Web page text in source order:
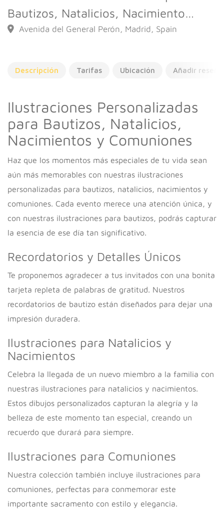
Bautizos, Natalicios, Nacimiento…
Avenida del General Perón, Madrid, Spain
Descripción Tarifas Ubicación Añadir reseña
Ilustraciones Personalizadas
para Bautizos, Natalicios,
Nacimientos y Comuniones
Haz que los momentos más especiales de tu vida sean
aún más memorables con nuestras ilustraciones
personalizadas para bautizos, natalicios, nacimientos y
comuniones. Cada evento merece una atención única, y
con nuestras ilustraciones para bautizos, podrás capturar
la esencia de ese día tan significativo.
Recordatorios y Detalles Únicos
Te proponemos agradecer a tus invitados con una bonita
tarjeta repleta de palabras de gratitud. Nuestros
recordatorios de bautizo están diseñados para dejar una
impresión duradera.
Ilustraciones para Natalicios y
Nacimientos
Celebra la llegada de un nuevo miembro a la familia con
nuestras ilustraciones para natalicios y nacimientos.
Estos dibujos personalizados capturan la alegría y la
belleza de este momento tan especial, creando un
recuerdo que durará para siempre.
Ilustraciones para Comuniones
Nuestra colección también incluye ilustraciones para
comuniones, perfectas para conmemorar este
importante sacramento con estilo y elegancia.